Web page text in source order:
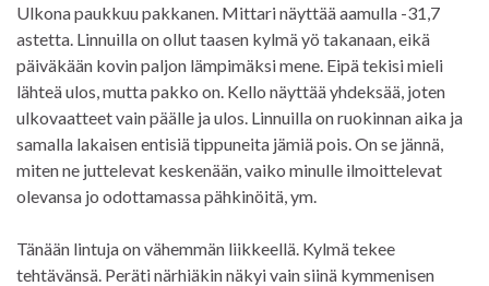
Ulkona paukkuu pakkanen. Mittari näyttää aamulla -31,7
astetta. Linnuilla on ollut taasen kylmä yö takanaan, eikä
päiväkään kovin paljon lämpimäksi mene. Eipä tekisi mieli
lähteä ulos, mutta pakko on. Kello näyttää yhdeksää, joten
ulkovaatteet vain päälle ja ulos. Linnuilla on ruokinnan aika ja
samalla lakaisen entisiä tippuneita jämiä pois. On se jännä,
miten ne juttelevat keskenään, vaiko minulle ilmoittelevat
olevansa jo odottamassa pähkinöitä, ym.
Tänään lintuja on vähemmän liikkeellä. Kylmä tekee
tehtävänsä. Peräti närhiäkin näkyi vain siinä kymmenisen